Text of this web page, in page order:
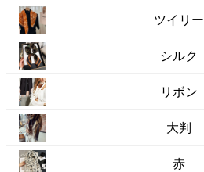
ツイリー
シルク
リボン
大判
赤